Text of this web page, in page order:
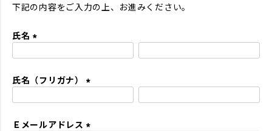
下記の内容をご入力の上、お進みください。
氏名
須
氏名（フリガナ）
須
Ｅメールアドレス